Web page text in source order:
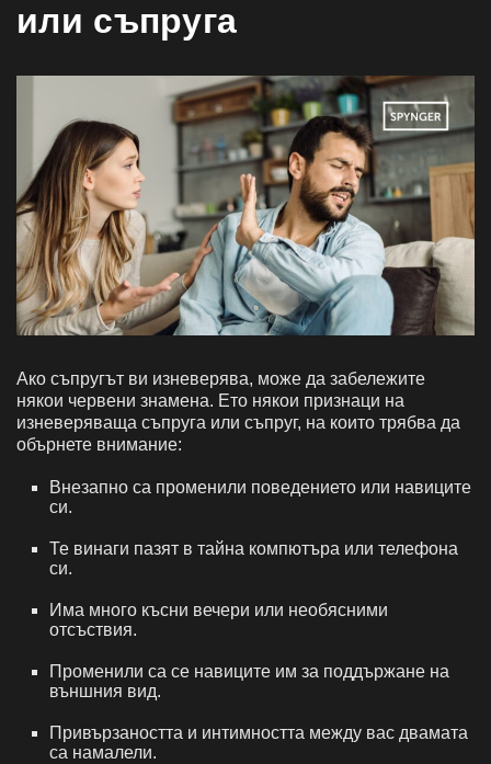
или съпруга
Ако съпругът ви изневерява, може да забележите
някои червени знамена. Ето някои признаци на
изневеряваща съпруга или съпруг, на които трябва да
обърнете внимание:
Внезапно са променили поведението или навиците
си.
Те винаги пазят в тайна компютъра или телефона
си.
Има много късни вечери или необясними
отсъствия.
Променили са се навиците им за поддържане на
външния вид.
Привързаността и интимността между вас двамата
са намалели.